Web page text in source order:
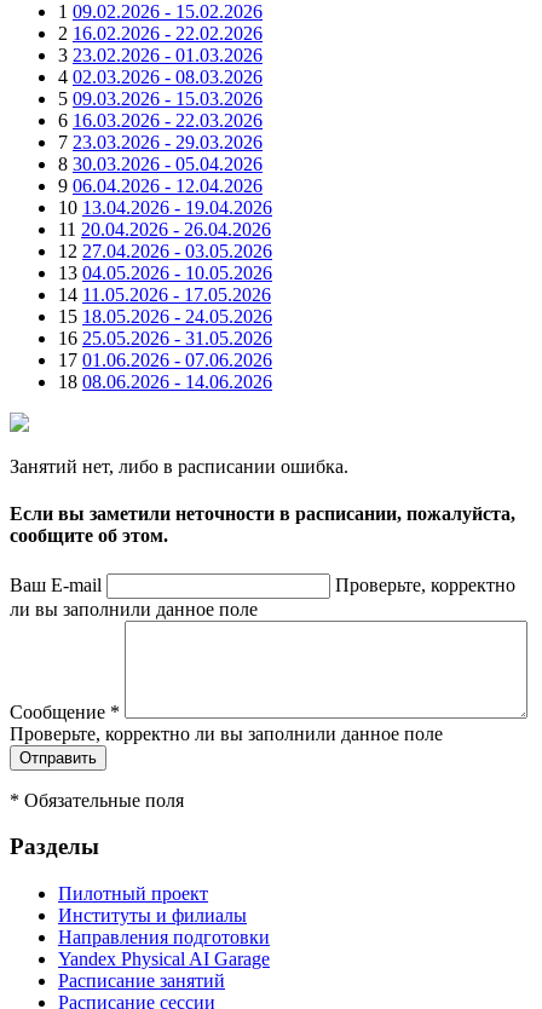
1 09.02.2026 - 15.02.2026
2 16.02.2026 - 22.02.2026
3 23.02.2026 - 01.03.2026
4 02.03.2026 - 08.03.2026
5 09.03.2026 - 15.03.2026
6 16.03.2026 - 22.03.2026
7 23.03.2026 - 29.03.2026
8 30.03.2026 - 05.04.2026
9 06.04.2026 - 12.04.2026
10 13.04.2026 - 19.04.2026
11 20.04.2026 - 26.04.2026
12 27.04.2026 - 03.05.2026
13 04.05.2026 - 10.05.2026
14 11.05.2026 - 17.05.2026
15 18.05.2026 - 24.05.2026
16 25.05.2026 - 31.05.2026
17 01.06.2026 - 07.06.2026
18 08.06.2026 - 14.06.2026
Занятий нет, либо в расписании ошибка.
Если вы заметили неточности в расписании, пожалуйста,
сообщите об этом.
Ваш E-mail
Проверьте, корректно
ли вы заполнили данное поле
Сообщение *
Проверьте, корректно ли вы заполнили данное поле
* Обязательные поля
Разделы
Пилотный проект
Институты и филиалы
Направления подготовки
Yandex Physical AI Garage
Расписание занятий
Расписание сессии